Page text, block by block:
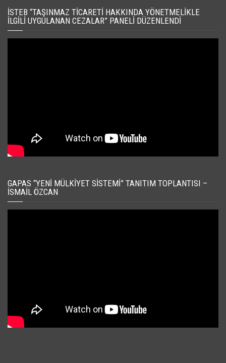
İSTEB “TAŞINMAZ TICARETI HAKKINDA YÖNETMELIKLE
İLGILI UYGULANAN CEZALAR” PANELI DÜZENLENDI
GAPAS “YENI MÜLKIYET SISTEMI” TANITIM TOPLANTISI –
İSMAIL ÖZCAN